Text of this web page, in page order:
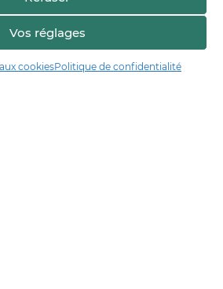
Vos réglages
cookiesPolitique de confidentialité